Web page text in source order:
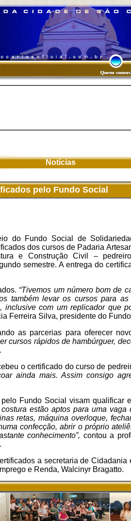
Notícias
pelo Fundo Social
do Fundo Social de
dos cursos de Padaria
e Construção Civil –
semestre. A entrega do
“Tivemos um número bom de
também levar os cursos para
inclusive com um replicador que
Ferreira Silva, presidente do
as parcerias para oferecer
cursos rápidos de hambúrguer,
o certificado do curso de
ainda mais. Assim consigo
Fundo Social visam qualificar
estão aptos para uma
retas, máquina overloque,
confecção, abrir o próprio
conhecimento”, contou a
a secretaria de
e Renda, Walcinyr Bragatto.